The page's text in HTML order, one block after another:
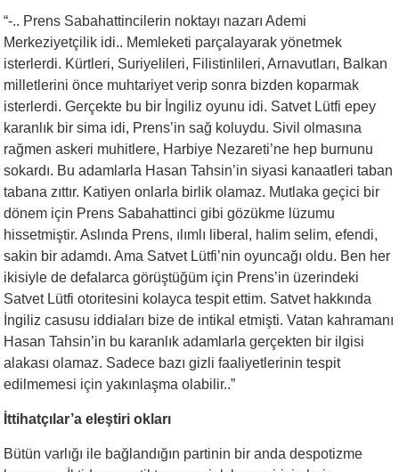
“-.. Prens Sabahattincilerin noktayı nazarı Ademi
Merkeziyetçilik idi.. Memleketi parçalayarak yönetmek
isterlerdi. Kürtleri, Suriyelileri, Filistinlileri, Arnavutları, Balkan
milletlerini önce muhtariyet verip sonra bizden koparmak
isterlerdi. Gerçekte bu bir İngiliz oyunu idi. Satvet Lütfi epey
karanlık bir sima idi, Prens’in sağ koluydu. Sivil olmasına
rağmen askeri muhitlere, Harbiye Nezareti’ne hep burnunu
sokardı. Bu adamlarla Hasan Tahsin’in siyasi kanaatleri taban
tabana zıttır. Katiyen onlarla birlik olamaz. Mutlaka geçici bir
dönem için Prens Sabahattinci gibi gözükme lüzumu
hissetmiştir. Aslında Prens, ılımlı liberal, halim selim, efendi,
sakin bir adamdı. Ama Satvet Lütfi’nin oyuncağı oldu. Ben her
ikisiyle de defalarca görüştüğüm için Prens’in üzerindeki
Satvet Lütfi otoritesini kolayca tespit ettim. Satvet hakkında
İngiliz casusu iddiaları bize de intikal etmişti. Vatan kahramanı
Hasan Tahsin’in bu karanlık adamlarla gerçekten bir ilgisi
alakası olamaz. Sadece bazı gizli faaliyetlerinin tespit
edilmemesi için yakınlaşma olabilir..”
İttihatçılar’a eleştiri okları
Bütün varlığı ile bağlandığın partinin bir anda despotizme